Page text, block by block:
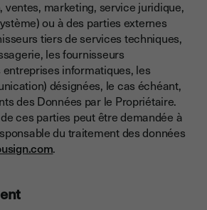
ventes, marketing, service juridique,
ou à des parties externes
tiers de services techniques,
les fournisseurs
entreprises informatiques, les
désignées, le cas échéant,
des Données par le Propriétaire.
ces parties peut être demandée à
du traitement des données
.